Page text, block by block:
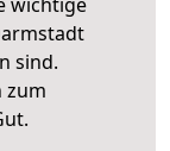
sind.
zum